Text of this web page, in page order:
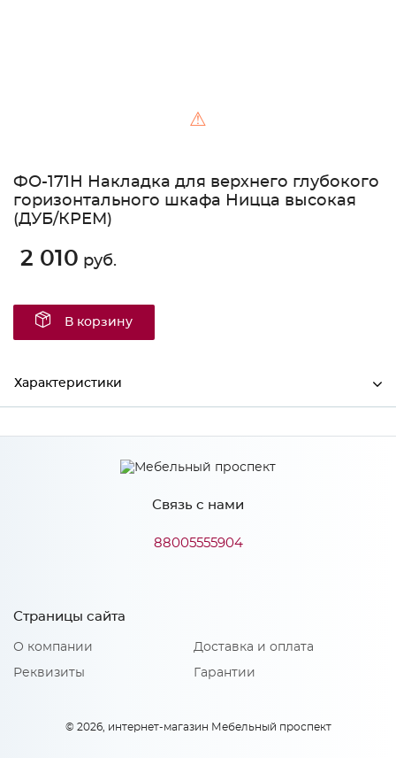
⚠
ФО-171Н Накладка для верхнего глубокого
горизонтального шкафа Ницца высокая
(ДУБ/КРЕМ)
2 010 руб.
В корзину
Характеристики
Производитель Сурская мебель
ДУБ/КРЕМ
Связь с нами
88005555904
Страницы сайта
О компании
Реквизиты
Доставка и оплата
Гарантии
© 2026, интернет-магазин Мебельный проспект